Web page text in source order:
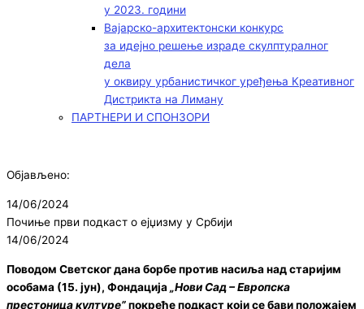
у 2023. години
Вајарско-архитектонски конкурс
за идејно решење израде скулптуралног
дела
у оквиру урбанистичког уређења Креативног
Дистрикта на Лиману
ПАРТНЕРИ И СПОНЗОРИ
Објављено:
14/06/2024
Почиње први подкаст о ејџизму у Србији
14/06/2024
Поводом Светског дана борбе против насиља над старијим
особама (15. јун), Фондација„Нови Сад – Европска
престоница културе”покреће подкаст који се бави положајем